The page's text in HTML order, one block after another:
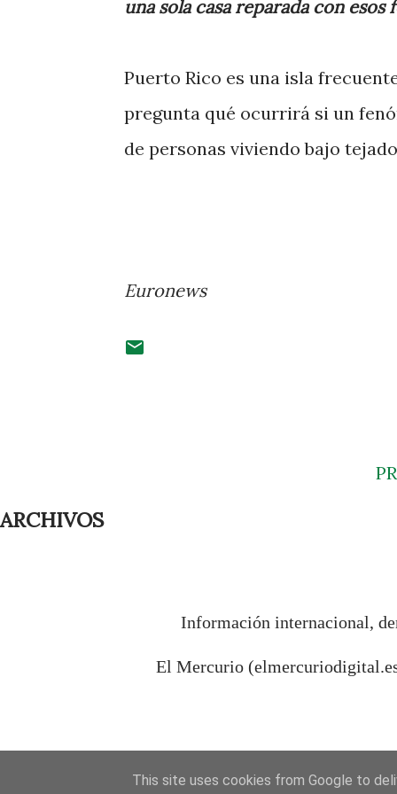
una sola casa reparada con esos
Puerto Rico es una isla
pregunta qué ocurrirá si un
de personas viviendo bajo
Euronews
ARCHIVOS
Información internacional,
El Mercurio
This site uses cookies from Google to